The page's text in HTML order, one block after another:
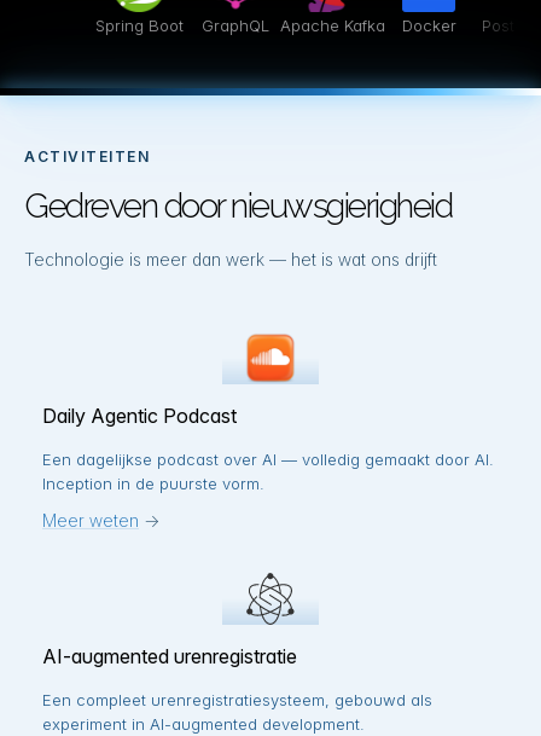
Spring Boot GraphQL Apache Kafka Docker
ACTIVITEITEN
Gedreven door nieuwsgierigheid
Technologie is meer dan werk — het is wat ons drijft
Daily Agentic Podcast
Een dagelijkse podcast over AI — volledig gemaakt door AI.
Inception in de puurste vorm.
Meer weten →
AI-augmented urenregistratie
Een compleet urenregistratiesysteem, gebouwd als
experiment in AI-augmented development.